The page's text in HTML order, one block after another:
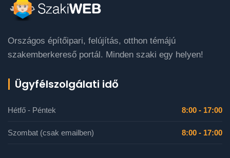
Országos építőipari, felújítás, otthon témájú
szakemberkereső portál. Minden szaki egy helyen!
Ügyfélszolgálati idő
Hétfő - Péntek 8:00 - 17:00
Szombat (csak emailben) 8:00 - 17:00